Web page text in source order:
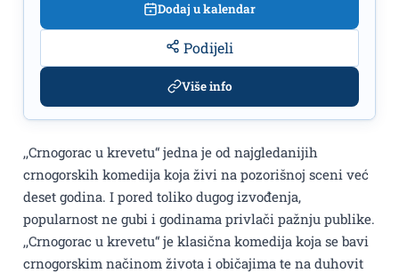
,,Crnogorac u krevetu“ jedna je od najgledanijih
crnogorskih komedija koja živi na pozorišnoj sceni već
deset godina. I pored toliko dugog izvođenja,
popularnost ne gubi i godinama privlači pažnju publike.
,,Crnogorac u krevetu“ je klasična komedija koja se bavi
crnogorskim načinom života i običajima te na duhovit
Dodaj u kalendar
Podijeli
Više info